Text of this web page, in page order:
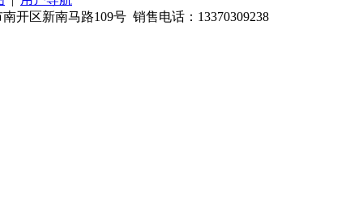
开区新南马路109号 销售电话：13370309238